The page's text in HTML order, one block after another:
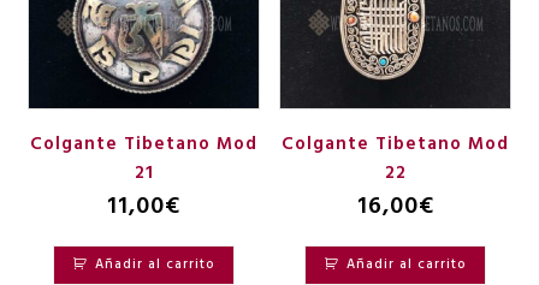
Colgante Tibetano Mod
21
11,00€
Añadir al carrito
Colgante Tibetano Mod
22
16,00€
Añadir al carrito